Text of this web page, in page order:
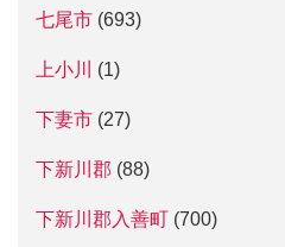
七尾市 (693)
上小川 (1)
下妻市 (27)
下新川郡 (88)
下新川郡入善町 (700)